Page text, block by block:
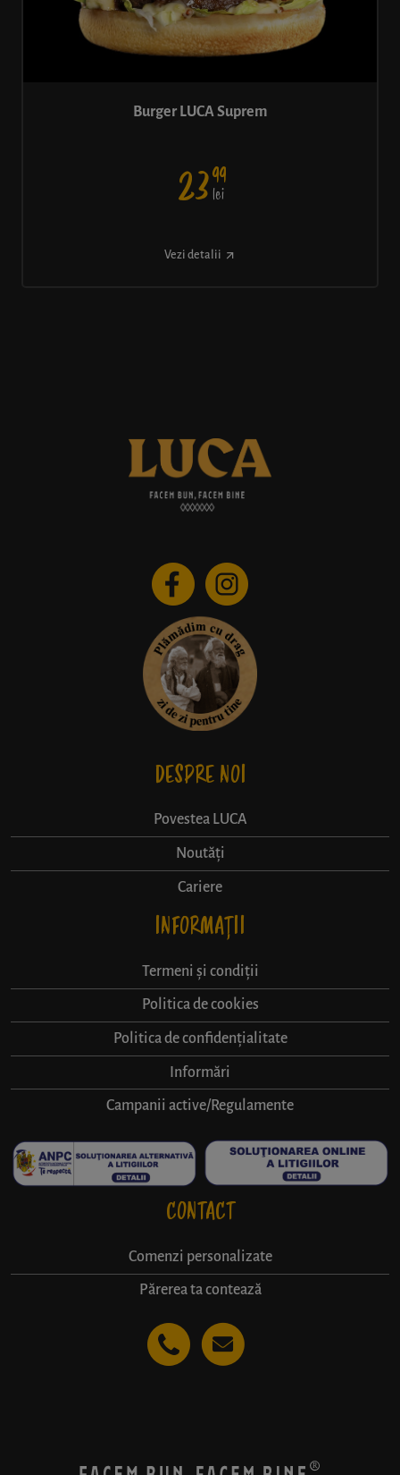
Burger LUCA Suprem
2399
lei
Vezi detalii
DESPRE NOI
Povestea LUCA
Noutăți
Cariere
INFORMAȚII
Termeni și condiții
Politica de cookies
Politica de confidențialitate
Informări
Campanii active/Regulamente
CONTACT
Comenzi personalizate
Părerea ta contează